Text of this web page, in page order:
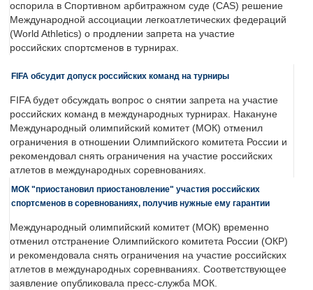
оспорила в Спортивном арбитражном суде (CAS) решение
Международной ассоциации легкоатлетических федераций
(World Athletics) о продлении запрета на участие
российских спортсменов в турнирах.
FIFA обсудит допуск российских команд на турниры
FIFA будет обсуждать вопрос о снятии запрета на участие
российских команд в международных турнирах. Накануне
Международный олимпийский комитет (МОК) отменил
ограничения в отношении Олимпийского комитета России и
рекомендовал снять ограничения на участие российских
атлетов в международных соревнованиях.
МОК "приостановил приостановление" участия российских
спортсменов в соревнованиях, получив нужные ему гарантии
Международный олимпийский комитет (МОК) временно
отменил отстранение Олимпийского комитета России (ОКР)
и рекомендовала снять ограничения на участие российских
атлетов в международных соревнваниях. Соответствующее
заявление опубликовала пресс-служба МОК.